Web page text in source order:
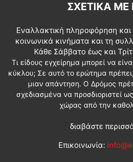
ΣΧΕΤΙΚΆ
Εναλλακτική πληροφόρηση και
κοινωνικά κινήματα και τη
Κάθε Σάββατο έως και
Τι είδους εγχείρημα μπορεί να
κύκλου; Σε αυτό το ερώτημα
μιαν απάντηση. Ο Δρόμος
σχεδιασμένα να προσδιοριστεί
χώρας από την
διαβάστε
Επικοινωνία: